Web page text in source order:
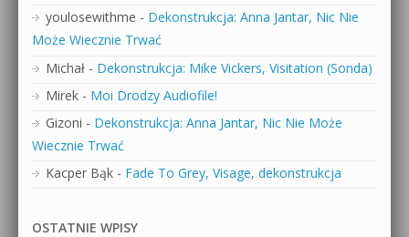
youlosewithme - Dekonstrukcja: Anna Jantar, Nic Nie
Może Wiecznie Trwać
Michał - Dekonstrukcja: Mike Vickers, Visitation (Sonda)
Mirek - Moi Drodzy Audiofile!
Gizoni - Dekonstrukcja: Anna Jantar, Nic Nie Może
Wiecznie Trwać
Kacper Bąk - Fade To Grey, Visage, dekonstrukcja
OSTATNIE WPISY